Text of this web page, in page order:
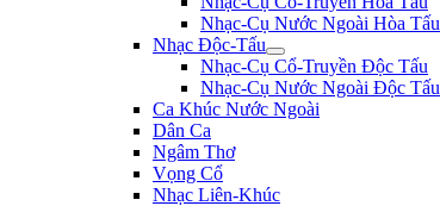
Nhạc-Cụ Nước Ngoài Hòa Tấu
Nhạc Độc-Tấu
Nhạc-Cụ Cổ-Truyền Độc Tấu
Nhạc-Cụ Nước Ngoài Độc Tấu
Ca Khúc Nước Ngoài
Dân Ca
Ngâm Thơ
Vọng Cổ
Nhạc Liên-Khúc